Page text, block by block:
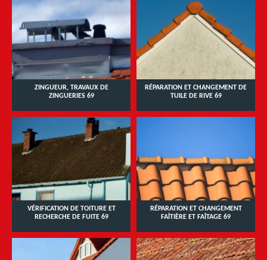
ZINGUEUR, TRAVAUX DE
ZINGUERIES 69
RÉPARATION ET CHANGEMENT DE
TUILE DE RIVE 69
VÉRIFICATION DE TOITURE ET
RECHERCHE DE FUITE 69
RÉPARATION ET CHANGEMENT
FAÎTIÈRE ET FAÎTAGE 69